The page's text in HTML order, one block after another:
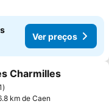
Ver preços
aos favoritos
Charmilles
km de Caen